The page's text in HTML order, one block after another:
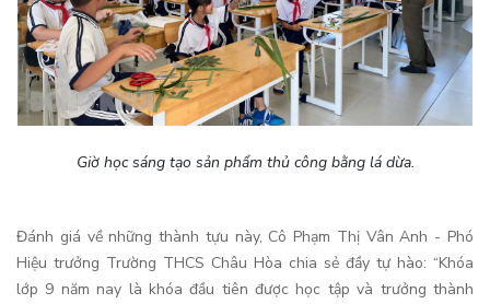
Giờ học sáng tạo sản phẩm thủ công bằng lá dừa.
Đánh giá về những thành tựu này, Cô Phạm Thị Vân Anh - Phó
Hiệu trưởng Trường THCS Châu Hòa chia sẻ đầy tự hào: “Khóa
lớp 9 năm nay là khóa đầu tiên được học tập và trưởng thành